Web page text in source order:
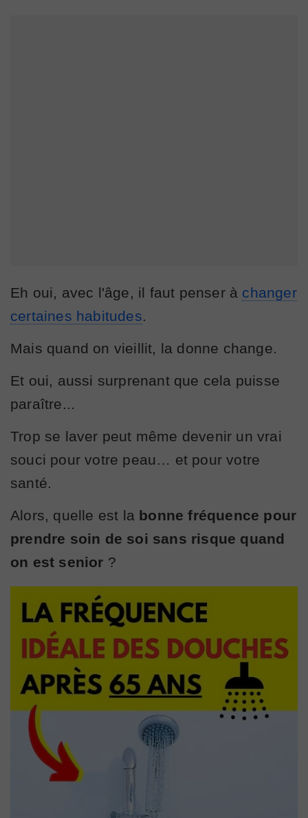
Eh oui, avec l'âge, il faut penser à changer
certaines habitudes
Mais quand on vieillit, la donne change.
Et oui, aussi surprenant que cela puisse
paraître...
Trop se laver peut même devenir un vrai
souci pour votre peau… et pour votre
santé.
Alors, quelle est la bonne fréquence pour
prendre soin de soi sans risque quand
on est senior ?